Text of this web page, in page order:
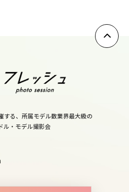
する、所属モデル数業界最大級の
ル・モデル撮影会